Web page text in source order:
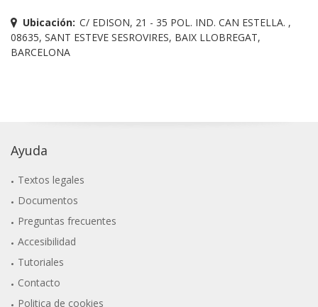
Ubicación: C/ EDISON, 21 - 35 POL. IND. CAN ESTELLA. ,
08635, SANT ESTEVE SESROVIRES, BAIX LLOBREGAT,
BARCELONA
Ayuda
Textos legales
Documentos
Preguntas frecuentes
Accesibilidad
Tutoriales
Contacto
Politica de cookies